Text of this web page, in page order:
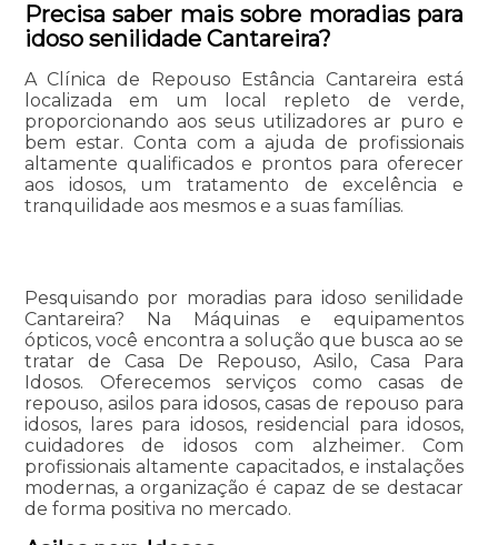
Precisa saber mais sobre moradias para
idoso senilidade Cantareira?
A Clínica de Repouso Estância Cantareira está
localizada em um local repleto de verde,
proporcionando aos seus utilizadores ar puro e
bem estar. Conta com a ajuda de profissionais
altamente qualificados e prontos para oferecer
aos idosos, um tratamento de excelência e
tranquilidade aos mesmos e a suas famílias.
Pesquisando por moradias para idoso senilidade
Cantareira? Na Máquinas e equipamentos
ópticos, você encontra a solução que busca ao se
tratar de Casa De Repouso, Asilo, Casa Para
Idosos. Oferecemos serviços como casas de
repouso, asilos para idosos, casas de repouso para
idosos, lares para idosos, residencial para idosos,
cuidadores de idosos com alzheimer. Com
profissionais altamente capacitados, e instalações
modernas, a organização é capaz de se destacar
de forma positiva no mercado.